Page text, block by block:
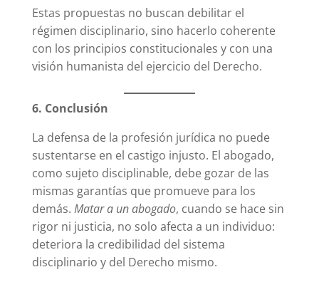
Estas propuestas no buscan debilitar el
régimen disciplinario, sino hacerlo coherente
con los principios constitucionales y con una
visión humanista del ejercicio del Derecho.
6. Conclusión
La defensa de la profesión jurídica no puede
sustentarse en el castigo injusto. El abogado,
como sujeto disciplinable, debe gozar de las
mismas garantías que promueve para los
demás. Matar a un abogado, cuando se hace sin
rigor ni justicia, no solo afecta a un individuo:
deteriora la credibilidad del sistema
disciplinario y del Derecho mismo.